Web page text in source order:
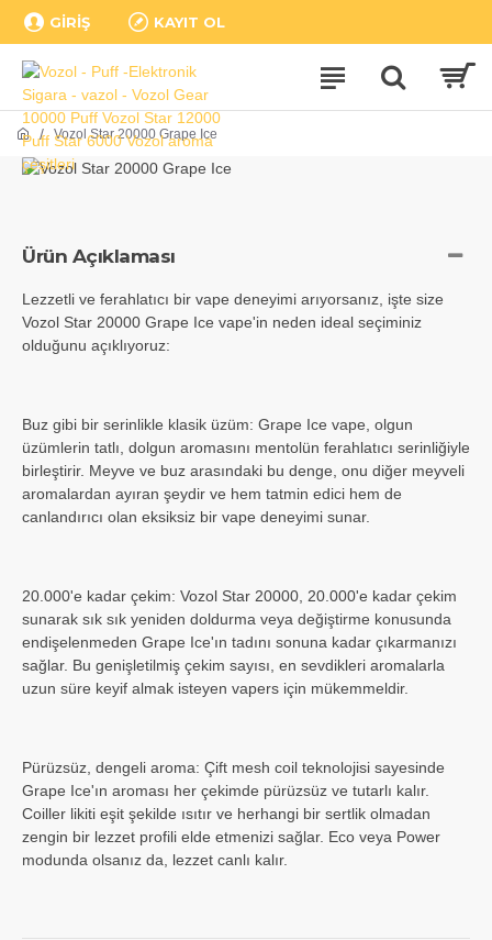
GIRIŞ KAYIT OL
Vozol Star 20000 Grape Ice
Ürün Açıklaması
Lezzetli ve ferahlatıcı bir vape deneyimi arıyorsanız, işte size
Vozol Star 20000 Grape Ice vape'in neden ideal seçiminiz
olduğunu açıklıyoruz:
Buz gibi bir serinlikle klasik üzüm: Grape Ice vape, olgun
üzümlerin tatlı, dolgun aromasını mentolün ferahlatıcı serinliğiyle
birleştirir. Meyve ve buz arasındaki bu denge, onu diğer meyveli
aromalardan ayıran şeydir ve hem tatmin edici hem de
canlandırıcı olan eksiksiz bir vape deneyimi sunar.
20.000'e kadar çekim: Vozol Star 20000, 20.000'e kadar çekim
sunarak sık sık yeniden doldurma veya değiştirme konusunda
endişelenmeden Grape Ice'ın tadını sonuna kadar çıkarmanızı
sağlar. Bu genişletilmiş çekim sayısı, en sevdikleri aromalarla
uzun süre keyif almak isteyen vapers için mükemmeldir.
Pürüzsüz, dengeli aroma: Çift mesh coil teknolojisi sayesinde
Grape Ice'ın aroması her çekimde pürüzsüz ve tutarlı kalır.
Coiller likiti eşit şekilde ısıtır ve herhangi bir sertlik olmadan
zengin bir lezzet profili elde etmenizi sağlar. Eco veya Power
modunda olsanız da, lezzet canlı kalır.